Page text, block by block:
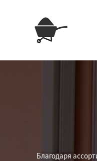
Благодаря